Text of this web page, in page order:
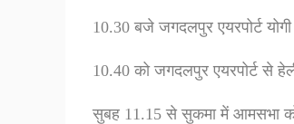
10.30 बजे जगदलपुर एयरपोर्ट
10.40 को जगदलपुर एयरपोर्ट से
सुबह 11.15 से सुकमा में आमसभा